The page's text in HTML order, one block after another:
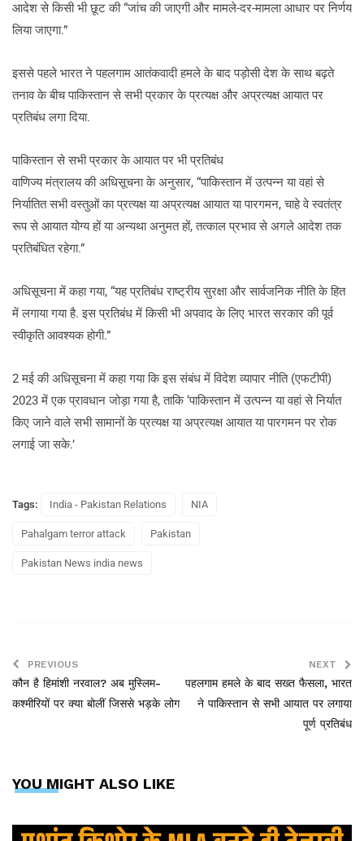
आदेश से किसी भी छूट की “जांच की जाएगी और मामले-दर-मामला आधार पर निर्णय
लिया जाएगा.”
इससे पहले भारत ने पहलगाम आतंकवादी हमले के बाद पड़ोसी देश के साथ बढ़ते
तनाव के बीच पाकिस्तान से सभी प्रकार के प्रत्यक्ष और अप्रत्यक्ष आयात पर
प्रतिबंध लगा दिया.
पाकिस्तान से सभी प्रकार के आयात पर भी प्रतिबंध
वाणिज्य मंत्रालय की अधिसूचना के अनुसार, “पाकिस्तान में उत्पन्न या वहां से
निर्यातित सभी वस्तुओं का प्रत्यक्ष या अप्रत्यक्ष आयात या पारगमन, चाहे वे स्वतंत्र
रूप से आयात योग्य हों या अन्यथा अनुमत हों, तत्काल प्रभाव से अगले आदेश तक
प्रतिबंधित रहेगा.”
अधिसूचना में कहा गया, “यह प्रतिबंध राष्ट्रीय सुरक्षा और सार्वजनिक नीति के हित
में लगाया गया है. इस प्रतिबंध में किसी भी अपवाद के लिए भारत सरकार की पूर्व
स्वीकृति आवश्यक होगी.”
2 मई की अधिसूचना में कहा गया कि इस संबंध में विदेश व्यापार नीति (एफटीपी)
2023 में एक प्रावधान जोड़ा गया है, ताकि ‘पाकिस्तान में उत्पन्न या वहां से निर्यात
किए जाने वाले सभी सामानों के प्रत्यक्ष या अप्रत्यक्ष आयात या पारगमन पर रोक
लगाई जा सके.’
Tags: India - Pakistan Relations NIA
Pahalgam terror attack Pakistan
Pakistan News india news
PREVIOUS
कौन है हिमांशी नरवाल? अब मुस्लिम-
कश्‍मीरियों पर क्या बोलीं जिससे भड़के लोग
NEXT
पहलगाम हमले के बाद सख्त फैसला, भारत
ने पाकिस्तान से सभी आयात पर लगाया
पूर्ण प्रतिबंध
YOU MIGHT ALSO LIKE